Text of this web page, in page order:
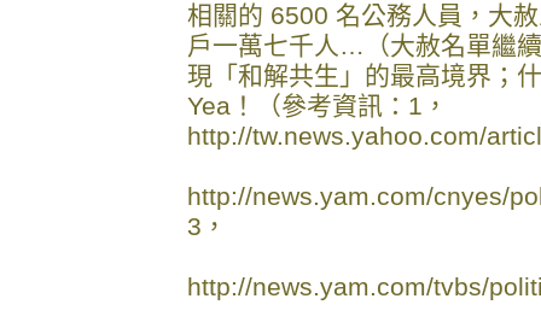
相關的 6500 名公務人員，大
戶一萬七千人…（大赦名單繼
現「和解共生」的最高境界；
Yea！（參考資訊：1，
http://tw.news.yahoo.com/
http://news.yam.com/cnyes/
3，
http://news.yam.com/tvbs/